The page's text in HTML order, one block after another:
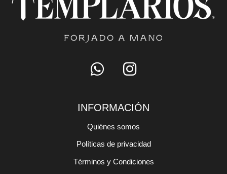
INFORMACIÓN
Quiénes somos
Políticas de privacidad
Términos y Condiciones